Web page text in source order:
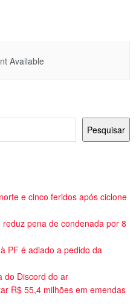
Available
Pesquisar
e cinco feridos após ciclone
pena de condenada por 8
PF é adiado a pedido da
do Discord do ar
R$ 55,4 milhões em emendas